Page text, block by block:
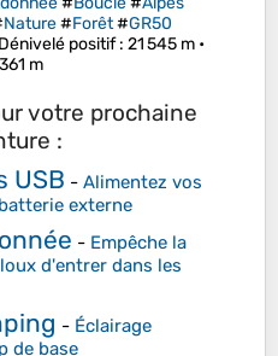
Nature#Forêt#GR50
Dénivelé positif: 21 545 m •
m
votre prochaine
:
USB - Alimentez vos
externe
- Empêche la
d'entrer dans les
- Éclairage
de base